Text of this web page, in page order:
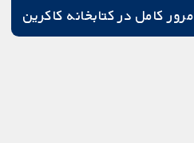
مرور کامل در کتابخانه کاکرین